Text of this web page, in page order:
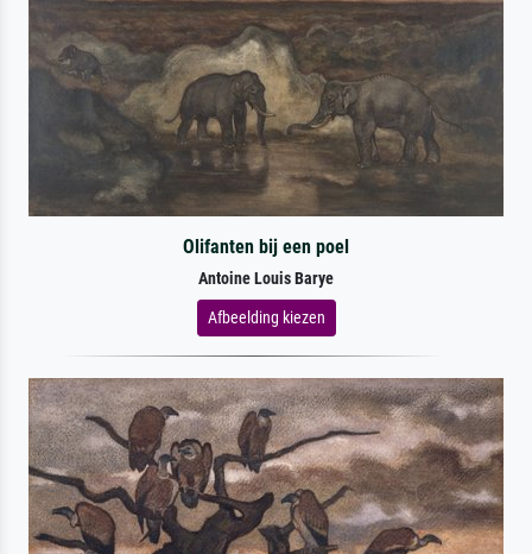
Olifanten bij een poel
Antoine Louis Barye
Afbeelding kiezen